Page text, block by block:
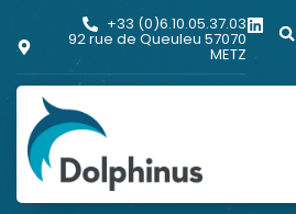
+33 (0)6.10.05.37.03
92 rue de Queuleu 57070
METZ